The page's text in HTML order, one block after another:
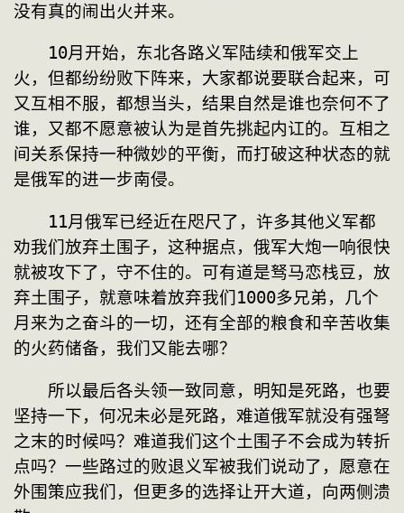
没有真的闹出火并来。
10月开始，东北各路义军陆续和俄军交上
火，但都纷纷败下阵来，大家都说要联合起来，可
又互相不服，都想当头，结果自然是谁也奈何不了
谁，又都不愿意被认为是首先挑起内讧的。互相之
间关系保持一种微妙的平衡，而打破这种状态的就
是俄军的进一步南侵。
11月俄军已经近在咫尺了，许多其他义军都
劝我们放弃土围子，这种据点，俄军大炮一响很快
就被攻下了，守不住的。可有道是驽马恋栈豆，放
弃土围子，就意味着放弃我们1000多兄弟，几个
月来为之奋斗的一切，还有全部的粮食和辛苦收集
的火药储备，我们又能去哪？
所以最后各头领一致同意，明知是死路，也要
坚持一下，何况未必是死路，难道俄军就没有强弩
之末的时候吗？难道我们这个土围子不会成为转折
点吗？一些路过的败退义军被我们说动了，愿意在
外围策应我们，但更多的选择让开大道，向两侧溃